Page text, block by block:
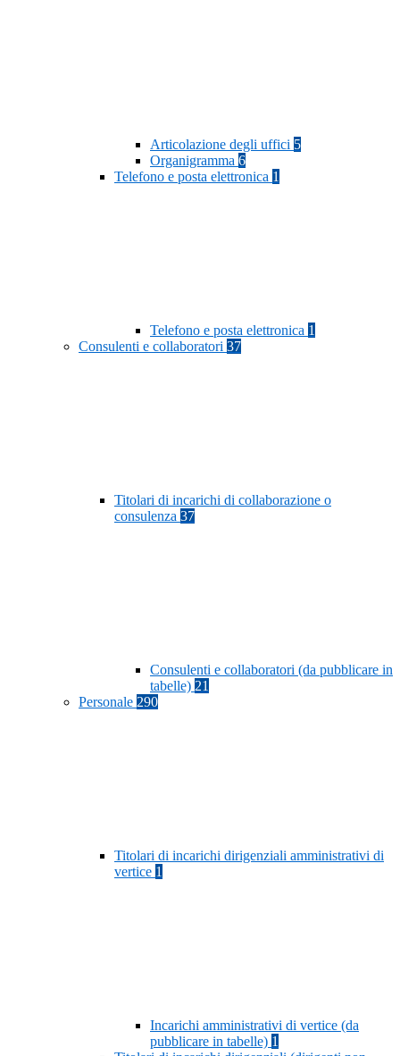
Articolazione degli uffici 5
Organigramma 6
Telefono e posta elettronica 1
Telefono e posta elettronica 1
Consulenti e collaboratori 37
Titolari di incarichi di collaborazione o
consulenza 37
Consulenti e collaboratori (da pubblicare in
tabelle) 21
Personale 290
Titolari di incarichi dirigenziali amministrativi di
vertice 1
Incarichi amministrativi di vertice (da
pubblicare in tabelle) 1